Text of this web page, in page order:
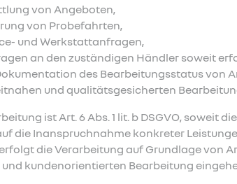
von Angeboten,
von Probefahrten,
und Werkstattanfragen,
an den zuständigen Händler soweit
des Bearbeitungsstatus von
und qualitätsgesicherten
ist Art. 6 Abs. 1 lit. b DSGVO, soweit
die Inanspruchnahme konkreter
die Verarbeitung auf Grundlage von
kundenorientierten Bearbeitung